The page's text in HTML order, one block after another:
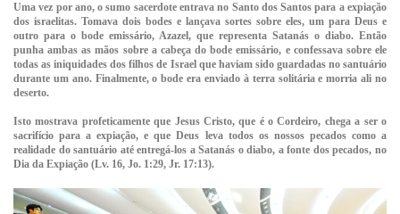
Uma vez por ano, o sumo sacerdote entrava no Santo dos Santos para a expiação
dos israelitas. Tomava dois bodes e lançava sortes sobre eles, um para Deus e
outro para o bode emissário, Azazel, que representa Satanás o diabo. Então
punha ambas as mãos sobre a cabeça do bode emissário, e confessava sobre ele
todas as iniquidades dos filhos de Israel que haviam sido guardadas no santuário
durante um ano. Finalmente, o bode era enviado à terra solitária e morria ali no
deserto.
Isto mostrava profeticamente que Jesus Cristo, que é o Cordeiro, chega a ser o
sacrifício para a expiação, e que Deus leva todos os nossos pecados como a
realidade do santuário até entregá-los a Satanás o diabo, a fonte dos pecados, no
Dia da Expiação (Lv. 16, Jo. 1:29, Jr. 17:13).